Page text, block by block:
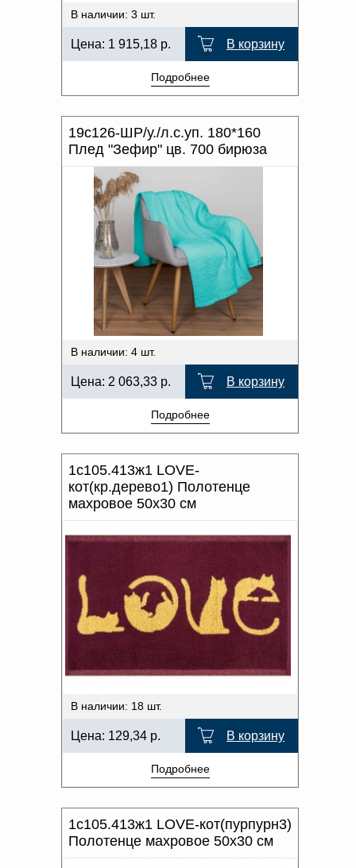
В наличии: 3 шт.
Цена: 1 915,18 р. В корзину
Подробнее
19с126-ШР/у./л.с.уп. 180*160
Плед "Зефир" цв. 700 бирюза
В наличии: 4 шт.
Цена: 2 063,33 р. В корзину
Подробнее
1с105.413ж1 LOVE-
кот(кр.дерево1) Полотенце
махровое 50х30 см
В наличии: 18 шт.
Цена: 129,34 р. В корзину
Подробнее
1с105.413ж1 LOVE-кот(пурпурн3)
Полотенце махровое 50х30 см